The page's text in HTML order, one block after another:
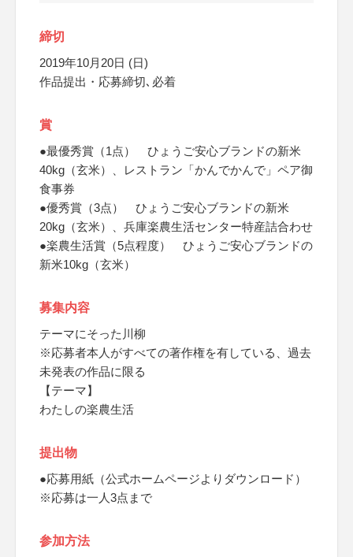
締切
2019年10月20日 (日)
作品提出・応募締切､必着
賞
●最優秀賞（1点） ひょうご安心ブランドの新米
40kg（玄米）、レストラン「かんでかんで」ペア御
食事券
●優秀賞（3点） ひょうご安心ブランドの新米
20kg（玄米）、兵庫楽農生活センター特産詰合わせ
●楽農生活賞（5点程度） ひょうご安心ブランドの
新米10kg（玄米）
募集内容
テーマにそった川柳
※応募者本人がすべての著作権を有している、過去
未発表の作品に限る
【テーマ】
わたしの楽農生活
提出物
●応募用紙（公式ホームページよりダウンロード）
※応募は一人3点まで
参加方法